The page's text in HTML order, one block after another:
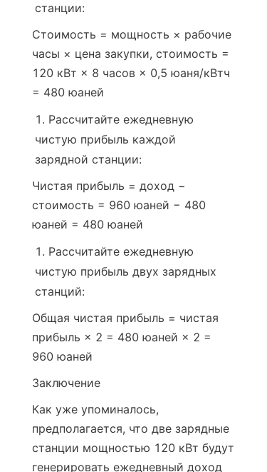
станции:
Стоимость = мощность × рабочие
часы × цена закупки, стоимость =
120 кВт × 8 часов × 0,5 юаня/кВтч
= 480 юаней
Рассчитайте ежедневную
чистую прибыль каждой
зарядной станции:
Чистая прибыль = доход −
стоимость = 960 юаней − 480
юаней = 480 юаней
Рассчитайте ежедневную
чистую прибыль двух зарядных
станций:
Общая чистая прибыль = чистая
прибыль × 2 = 480 юаней × 2 =
960 юаней
Заключение
Как уже упоминалось,
предполагается, что две зарядные
станции мощностью 120 кВт будут
генерировать ежедневный доход